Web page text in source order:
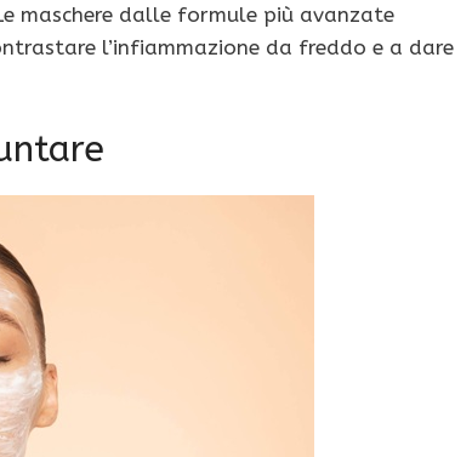
maschere dalle formule più avanzate
l’infiammazione da freddo e a dare